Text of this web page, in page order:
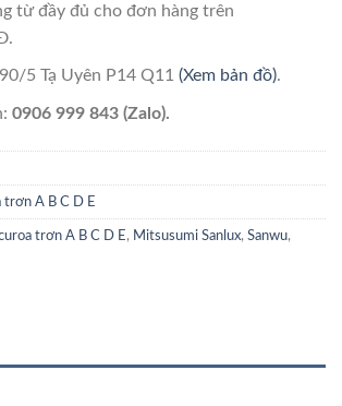
từ đầy đủ cho đơn hàng trên
5 Tạ Uyên P14 Q11 (Xem bản đồ).
0906 999 843 (Zalo).
trơn A B C D E
curoa trơn A B C D E , Mitsusumi Sanlux, Sanwu,